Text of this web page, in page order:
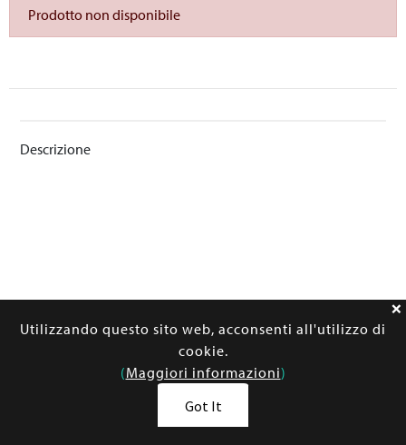
Prodotto non disponibile
Descrizione
Utilizzando questo sito web, acconsenti all'utilizzo di
cookie.
(Maggiori informazioni)
Got It